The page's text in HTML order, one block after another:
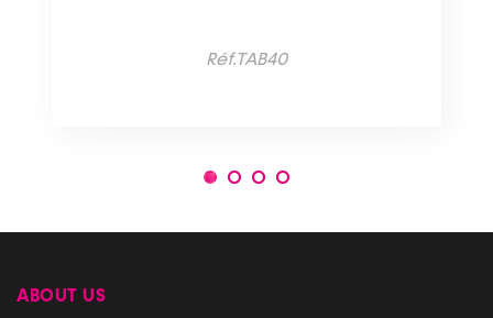
Réf.TAB40
1 2 3 4
ABOUT US